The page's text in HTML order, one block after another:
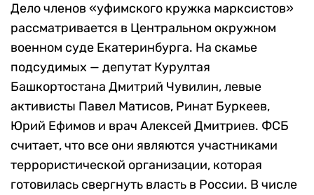
Дело членов «уфимского кружка марксистов»
рассматривается в Центральном окружном
военном суде Екатеринбурга. На скамье
подсудимых — депутат Курултая
Башкортостана Дмитрий Чувилин, левые
активисты Павел Матисов, Ринат Буркеев,
Юрий Ефимов и врач Алексей Дмитриев. ФСБ
считает, что все они являются участниками
террористической организации, которая
готовилась свергнуть власть в России. В числе